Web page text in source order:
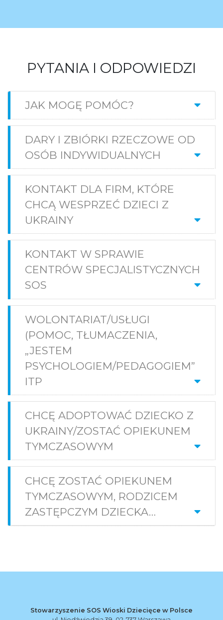
PYTANIA I ODPOWIEDZI
JAK MOGĘ POMÓC?
DARY I ZBIÓRKI RZECZOWE OD
OSÓB INDYWIDUALNYCH
KONTAKT DLA FIRM, KTÓRE
CHCĄ WESPRZEĆ DZIECI Z
UKRAINY
KONTAKT W SPRAWIE
CENTRÓW SPECJALISTYCZNYCH
SOS
WOLONTARIAT/USŁUGI
(POMOC, TŁUMACZENIA,
„JESTEM
PSYCHOLOGIEM/PEDAGOGIEM”
ITP
CHCĘ ADOPTOWAĆ DZIECKO Z
UKRAINY/ZOSTAĆ OPIEKUNEM
TYMCZASOWYM
CHCĘ ZOSTAĆ OPIEKUNEM
TYMCZASOWYM, RODZICEM
ZASTĘPCZYM DZIECKA…
Stowarzyszenie SOS Wioski Dziecięce w Polsce